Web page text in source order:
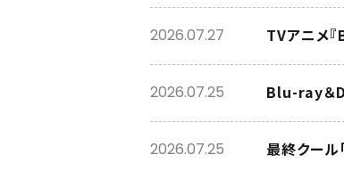
2026.07.27
Blu-ray＆
2026.07.25
最終クール
2026.07.25